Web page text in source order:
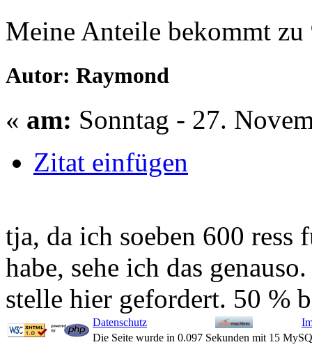
Meine Anteile bekommt
Autor: Raymond
« am: Sonntag - 27.
Zitat einfügen
tja, da ich soeben 600 ress
habe, sehe ich das
stelle hier gefordert. 50 %
Datenschutz
Die Seite wurde in 0.097 Sekunden mit 15